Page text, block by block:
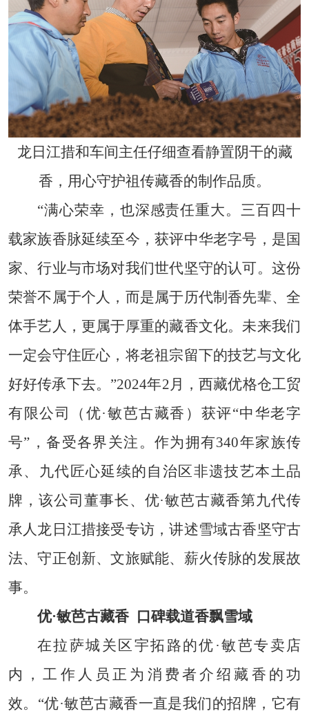
龙日江措和车间主任仔细查看静置阴干的藏
香，用心守护祖传藏香的制作品质。
“满心荣幸，也深感责任重大。三百四十
载家族香脉延续至今，获评中华老字号，是国
家、行业与市场对我们世代坚守的认可。这份
荣誉不属于个人，而是属于历代制香先辈、全
体手艺人，更属于厚重的藏香文化。未来我们
一定会守住匠心，将老祖宗留下的技艺与文化
好好传承下去。”2024年2月，西藏优格仓工贸
有限公司（优·敏芭古藏香）获评“中华老字
号”，备受各界关注。作为拥有340年家族传
承、九代匠心延续的自治区非遗技艺本土品
牌，该公司董事长、优·敏芭古藏香第九代传
承人龙日江措接受专访，讲述雪域古香坚守古
法、守正创新、文旅赋能、薪火传脉的发展故
事。
优·敏芭古藏香 口碑载道香飘雪域
在拉萨城关区宇拓路的优·敏芭专卖店
内，工作人员正为消费者介绍藏香的功
效。“优·敏芭古藏香一直是我们的招牌，它有